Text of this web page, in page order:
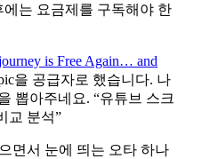
는 요금제를 구독해야 한
is Free Again… and
을 공급자로 했습니다. 나
뽑아주네요. “유튜브 스크
교 분석”
면서 눈에 띄는 오타 하나